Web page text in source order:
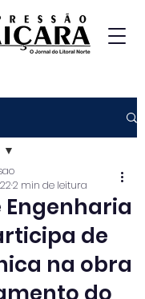
Engenharia
de
na obra
2 min de leitura